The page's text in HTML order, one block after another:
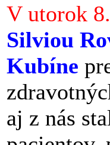
V utorok
Silviou
Kubíne
aj z nás